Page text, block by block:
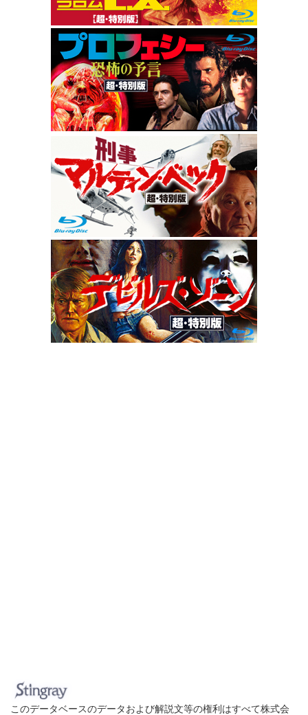
このデータベースのデータおよび解説文等の権利はすべて株式会